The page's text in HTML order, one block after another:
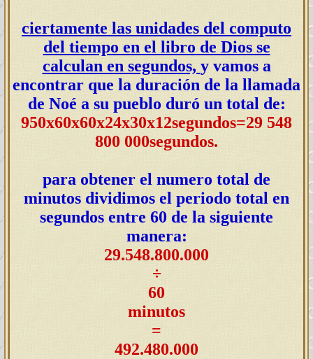
ciertamente las unidades del computo
del tiempo en el libro de Dios se
calculan en segundos, y vamos a
encontrar que la duración de la llamada
de Noé a su pueblo duró un total de:
950x60x60x24x30x12segundos=29 548
800 000segundos.
para obtener el numero total de
minutos dividimos el periodo total en
segundos entre 60 de la siguiente
manera:
29.548.800.000
÷
60
minutos
=
492.480.000